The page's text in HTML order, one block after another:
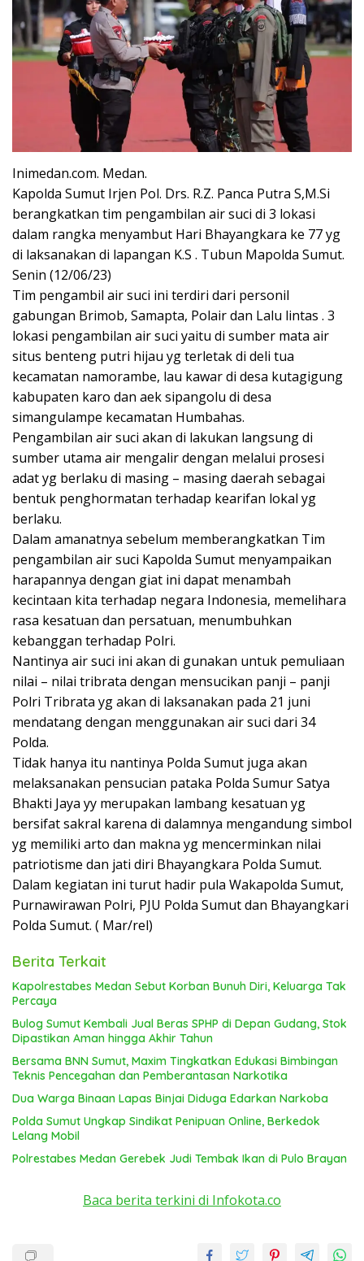
Inimedan.com. Medan.
Kapolda Sumut Irjen Pol. Drs. R.Z. Panca Putra S,M.Si
berangkatkan tim pengambilan air suci di 3 lokasi
dalam rangka menyambut Hari Bhayangkara ke 77 yg
di laksanakan di lapangan K.S . Tubun Mapolda Sumut.
Senin (12/06/23)
Tim pengambil air suci ini terdiri dari personil
gabungan Brimob, Samapta, Polair dan Lalu lintas . 3
lokasi pengambilan air suci yaitu di sumber mata air
situs benteng putri hijau yg terletak di deli tua
kecamatan namorambe, lau kawar di desa kutagigung
kabupaten karo dan aek sipangolu di desa
simangulampe kecamatan Humbahas.
Pengambilan air suci akan di lakukan langsung di
sumber utama air mengalir dengan melalui prosesi
adat yg berlaku di masing – masing daerah sebagai
bentuk penghormatan terhadap kearifan lokal yg
berlaku.
Dalam amanatnya sebelum memberangkatkan Tim
pengambilan air suci Kapolda Sumut menyampaikan
harapannya dengan giat ini dapat menambah
kecintaan kita terhadap negara Indonesia, memelihara
rasa kesatuan dan persatuan, menumbuhkan
kebanggan terhadap Polri.
Nantinya air suci ini akan di gunakan untuk pemuliaan
nilai – nilai tribrata dengan mensucikan panji – panji
Polri Tribrata yg akan di laksanakan pada 21 juni
mendatang dengan menggunakan air suci dari 34
Polda.
Tidak hanya itu nantinya Polda Sumut juga akan
melaksanakan pensucian pataka Polda Sumur Satya
Bhakti Jaya yy merupakan lambang kesatuan yg
bersifat sakral karena di dalamnya mengandung simbol
yg memiliki arto dan makna yg mencerminkan nilai
patriotisme dan jati diri Bhayangkara Polda Sumut.
Dalam kegiatan ini turut hadir pula Wakapolda Sumut,
Purnawirawan Polri, PJU Polda Sumut dan Bhayangkari
Polda Sumut. ( Mar/rel)
Berita Terkait
Kapolrestabes Medan Sebut Korban Bunuh Diri, Keluarga Tak
Percaya
Bulog Sumut Kembali Jual Beras SPHP di Depan Gudang, Stok
Dipastikan Aman hingga Akhir Tahun
Bersama BNN Sumut, Maxim Tingkatkan Edukasi Bimbingan
Teknis Pencegahan dan Pemberantasan Narkotika
Dua Warga Binaan Lapas Binjai Diduga Edarkan Narkoba
Polda Sumut Ungkap Sindikat Penipuan Online, Berkedok
Lelang Mobil
Polrestabes Medan Gerebek Judi Tembak Ikan di Pulo Brayan
Baca berita terkini di Infokota.co